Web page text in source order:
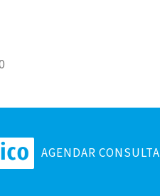
AGENDAR CONSULTA